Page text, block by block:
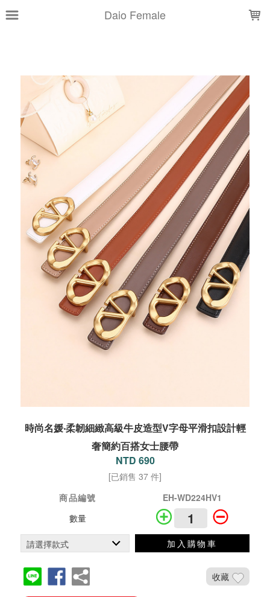
Daio Female
時尚名媛‧柔韌細緻高級牛皮造型V字母平滑扣設計輕
奢簡約百搭女士腰帶
NTD 690
[已銷售 37 件]
商品編號
EH-WD224HV1
數量
加入購物車
收藏